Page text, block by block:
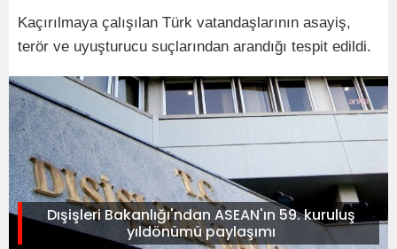
Kaçırılmaya çalışılan Türk vatandaşlarının asayiş,
terör ve uyuşturucu suçlarından arandığı tespit edildi.
Dışişleri Bakanlığı'ndan ASEAN'ın 59. kuruluş
yıldönümü paylaşımı